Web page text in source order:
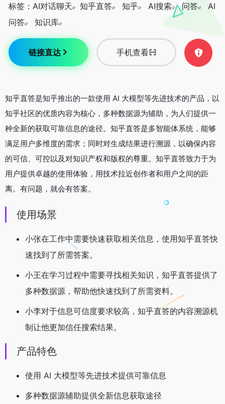
标签： AI对话聊天 知乎直答 知乎 AI搜索 问答
AI
问答
知识库
链接直达 手机查看
知乎直答是知乎推出的一款使用 AI 大模型等先进技术的产品，以
知乎社区的优质内容为核心，多种数据源为辅助，为人们提供一
种全新的获取可靠信息的途径。知乎直答是多智能体系统，能够
满足用户多维度的需求；同时对生成结果进行溯源，以确保内容
的可信、可控以及对知识产权和版权的尊重。知乎直答致力于为
用户提供卓越的使用体验，用技术拉近创作者和用户之间的距
离。有问题，就会有答案。
使用场景
小张在工作中需要快速获取相关信息，使用知乎直答快
速找到了所需答案。
小王在学习过程中需要寻找相关知识，知乎直答提供了
多种数据源，帮助他快速找到了所需资料。
小李对于信息可信度要求较高，知乎直答的内容溯源机
制让他更加信任搜索结果。
产品特色
使用 AI 大模型等先进技术提供可靠信息
多种数据源辅助提供全新信息获取途径